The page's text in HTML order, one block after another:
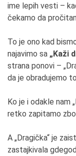
ime lepih vesti –
čekamo da
To je ono kad
najavimo sa „Kaži
strana ponovi –
da je obradujemo
Ko je i odakle nam
retko zapitamo
A „Dragička“ je
zastajkivala